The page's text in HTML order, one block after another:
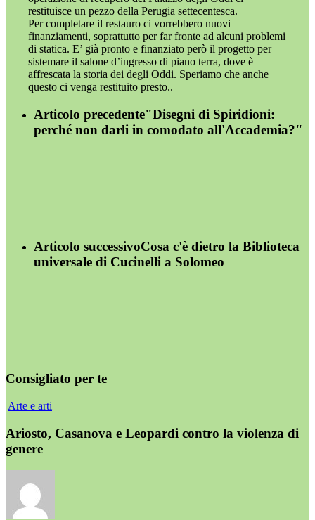
restituisce un pezzo della Perugia settecentesca.
Per completare il restauro ci vorrebbero nuovi
finanziamenti, soprattutto per far fronte ad alcuni problemi
di statica. E’ già pronto e finanziato però il progetto per
sistemare il salone d’ingresso di piano terra, dove è
affrescata la storia dei degli Oddi. Speriamo che anche
questo ci venga restituito presto..
Articolo precedente"Disegni di Spiridioni:
perché non darli in comodato all'Accademia?"
Articolo successivoCosa c'è dietro la Biblioteca
universale di Cucinelli a Solomeo
Consigliato per te
Arte e arti
Ariosto, Casanova e Leopardi contro la violenza di
genere